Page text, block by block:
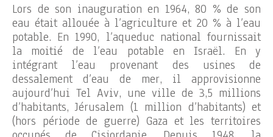
Lors de son inauguration en 1964, 80 % de son
eau était allouée à l’agriculture et 20 % à l’eau
potable. En 1990, l’aqueduc national fournissait
la moitié de l’eau potable en Israël. En y
intégrant l’eau provenant des usines de
dessalement d’eau de mer, il approvisionne
aujourd’hui Tel Aviv, une ville de 3,5 millions
d’habitants, Jérusalem (1 million d’habitants) et
(hors période de guerre) Gaza et les territoires